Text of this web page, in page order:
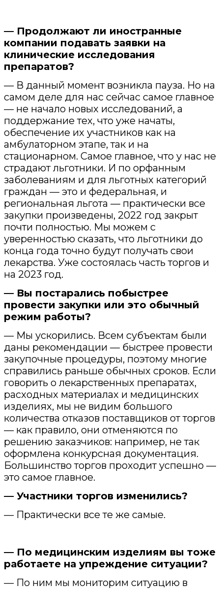
— Продолжают ли иностранные
компании подавать заявки на
клинические исследования
препаратов?
— В данный момент возникла пауза. Но на
самом деле для нас сейчас самое главное
— не начало новых исследований, а
поддержание тех, что уже начаты,
обеспечение их участников как на
амбулаторном этапе, так и на
стационарном. Самое главное, что у нас не
страдают льготники. И по орфанным
заболеваниям и для льготных категорий
граждан — это и федеральная, и
региональная льгота — практически все
закупки произведены, 2022 год закрыт
почти полностью. Мы можем с
уверенностью сказать, что льготники до
конца года точно будут получать свои
лекарства. Уже состоялась часть торгов и
на 2023 год.
— Вы постарались побыстрее
провести закупки или это обычный
режим работы?
— Мы ускорились. Всем субъектам были
даны рекомендации — быстрее провести
закупочные процедуры, поэтому многие
справились раньше обычных сроков. Если
говорить о лекарственных препаратах,
расходных материалах и медицинских
изделиях, мы не видим большого
количества отказов поставщиков от торгов
— как правило, они отменяются по
решению заказчиков: например, не так
оформлена конкурсная документация.
Большинство торгов проходит успешно —
это самое главное.
— Участники торгов изменились?
— Практически все те же самые.
— По медицинским изделиям вы тоже
работаете на упреждение ситуации?
— По ним мы мониторим ситуацию в